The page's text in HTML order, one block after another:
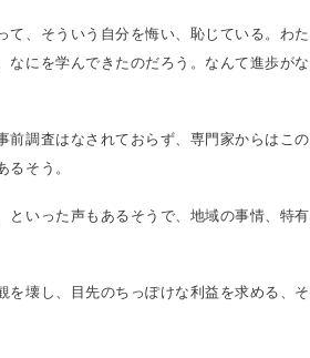
て、そういう自分を悔い、恥じている。わた
なにを学んできたのだろう。なんて進歩がな
前調査はなされておらず、専門家からはこの
そう。
といった声もあるそうで、地域の事情、特有
壊し、目先のちっぽけな利益を求める、そ